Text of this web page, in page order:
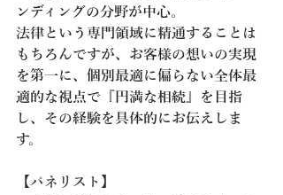
ンディングの分野が中心。
法律という専門領域に精通することは
もちろんですが、お客様の想いの実現
を第一に、個別最適に偏らない全体最
適的な視点で『円満な相続』を目指
し、その経験を具体的にお伝えしま
す。
【パネリスト】